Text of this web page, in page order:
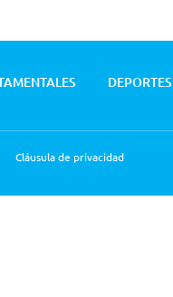
DEPORTES
Cláusula de privacidad